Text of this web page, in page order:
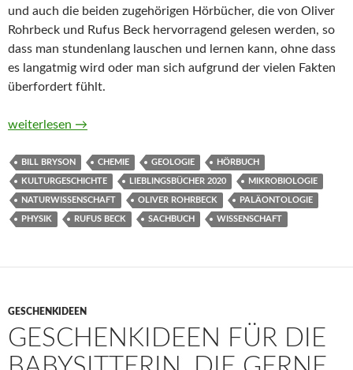
und auch die beiden zugehörigen Hörbücher, die von Oliver
Rohrbeck und Rufus Beck hervorragend gelesen werden, so
dass man stundenlang lauschen und lernen kann, ohne dass
es langatmig wird oder man sich aufgrund der vielen Fakten
überfordert fühlt.
Die große Bill-Bryson-Box. Eine kurze Geschichte von fast
weiterlesen →
BILL BRYSON CHEMIE GEOLOGIE HÖRBUCH
KULTURGESCHICHTE LIEBLINGSBÜCHER 2020 MIKROBIOLOGIE
NATURWISSENSCHAFT OLIVER ROHRBECK PALÄONTOLOGIE
PHYSIK RUFUS BECK SACHBUCH WISSENSCHAFT
GESCHENKIDEEN
GESCHENKIDEEN FÜR DIE